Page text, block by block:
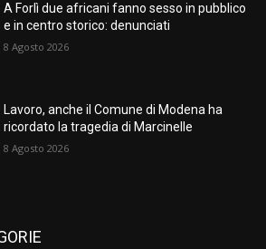
A Forlì due africani fanno sesso in pubblico
e in centro storico: denunciati
8 Agosto 2026
Lavoro, anche il Comune di Modena ha
ricordato la tragedia di Marcinelle
8 Agosto 2026